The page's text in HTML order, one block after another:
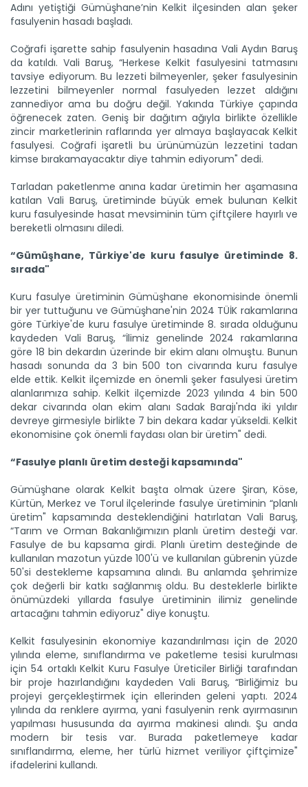
Adını yetiştiği Gümüşhane’nin Kelkit ilçesinden alan şeker
fasulyenin hasadı başladı.
Coğrafi işarette sahip fasulyenin hasadına Vali Aydın Baruş
da katıldı. Vali Baruş, “Herkese Kelkit fasulyesini tatmasını
tavsiye ediyorum. Bu lezzeti bilmeyenler, şeker fasulyesinin
lezzetini bilmeyenler normal fasulyeden lezzet aldığını
zannediyor ama bu doğru değil. Yakında Türkiye çapında
öğrenecek zaten. Geniş bir dağıtım ağıyla birlikte özellikle
zincir marketlerinin raflarında yer almaya başlayacak Kelkit
fasulyesi. Coğrafi işaretli bu ürünümüzün lezzetini tadan
kimse bırakamayacaktır diye tahmin ediyorum" dedi.
Tarladan paketlenme anına kadar üretimin her aşamasına
katılan Vali Baruş, üretiminde büyük emek bulunan Kelkit
kuru fasulyesinde hasat mevsiminin tüm çiftçilere hayırlı ve
bereketli olmasını diledi.
“Gümüşhane, Türkiye'de kuru fasulye üretiminde 8.
sırada"
Kuru fasulye üretiminin Gümüşhane ekonomisinde önemli
bir yer tuttuğunu ve Gümüşhane'nin 2024 TÜİK rakamlarına
göre Türkiye'de kuru fasulye üretiminde 8. sırada olduğunu
kaydeden Vali Baruş, “İlimiz genelinde 2024 rakamlarına
göre 18 bin dekardın üzerinde bir ekim alanı olmuştu. Bunun
hasadı sonunda da 3 bin 500 ton civarında kuru fasulye
elde ettik. Kelkit ilçemizde en önemli şeker fasulyesi üretim
alanlarımıza sahip. Kelkit ilçemizde 2023 yılında 4 bin 500
dekar civarında olan ekim alanı Sadak Barajı'nda iki yıldır
devreye girmesiyle birlikte 7 bin dekara kadar yükseldi. Kelkit
ekonomisine çok önemli faydası olan bir üretim" dedi.
“Fasulye planlı üretim desteği kapsamında"
Gümüşhane olarak Kelkit başta olmak üzere Şiran, Köse,
Kürtün, Merkez ve Torul ilçelerinde fasulye üretiminin “planlı
üretim" kapsamında desteklendiğini hatırlatan Vali Baruş,
“Tarım ve Orman Bakanlığımızın planlı üretim desteği var.
Fasulye de bu kapsama girdi. Planlı üretim desteğinde de
kullanılan mazotun yüzde 100'ü ve kullanılan gübrenin yüzde
50'si destekleme kapsamına alındı. Bu anlamda şehrimize
çok değerli bir katkı sağlanmış oldu. Bu desteklerle birlikte
önümüzdeki yıllarda fasulye üretiminin ilimiz genelinde
artacağını tahmin ediyoruz" diye konuştu.
Kelkit fasulyesinin ekonomiye kazandırılması için de 2020
yılında eleme, sınıflandırma ve paketleme tesisi kurulması
için 54 ortaklı Kelkit Kuru Fasulye Üreticiler Birliği tarafından
bir proje hazırlandığını kaydeden Vali Baruş, “Birliğimiz bu
projeyi gerçekleştirmek için ellerinden geleni yaptı. 2024
yılında da renklere ayırma, yani fasulyenin renk ayırmasının
yapılması hususunda da ayırma makinesi alındı. Şu anda
modern bir tesis var. Burada paketlemeye kadar
sınıflandırma, eleme, her türlü hizmet veriliyor çiftçimize"
ifadelerini kullandı.